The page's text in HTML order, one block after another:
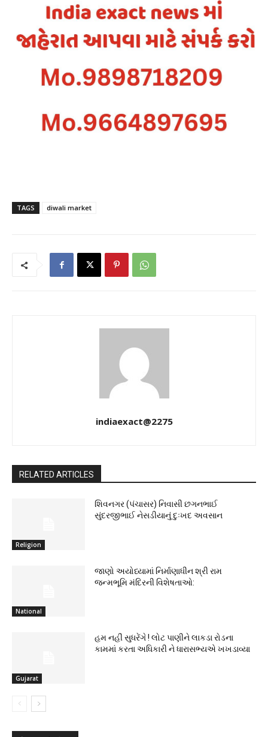
TAGS diwali market
indiaexact@2275
RELATED ARTICLES
Religion
શિવનગર (પંચાસર) નિવાસી છગનભાઈ
સુંદરજીભાઈ નેસડીયાનું દુઃખદ અવસાન
National
જાણો અયોધ્યામાં નિર્માણાધીન શ્રી રામ
જન્મભૂમિ મંદિરની વિશેષતાઓ:
Gujarat
હમ નહીં સુધરેંગે ! લોટ પાણીને લાકડા રોડના
કામમાં કરતા અધિકારી ને ધારાસભ્યએ ખખડાવ્યા